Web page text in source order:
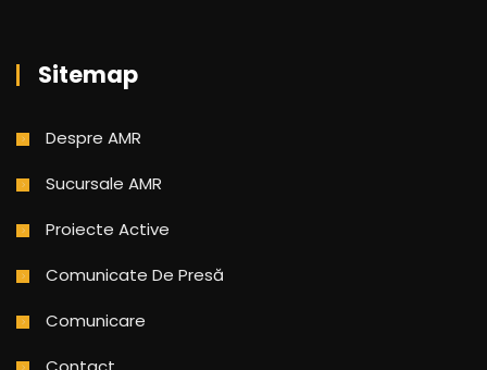
Sitemap
Despre AMR
Sucursale AMR
Proiecte Active
Comunicate De Presă
Comunicare